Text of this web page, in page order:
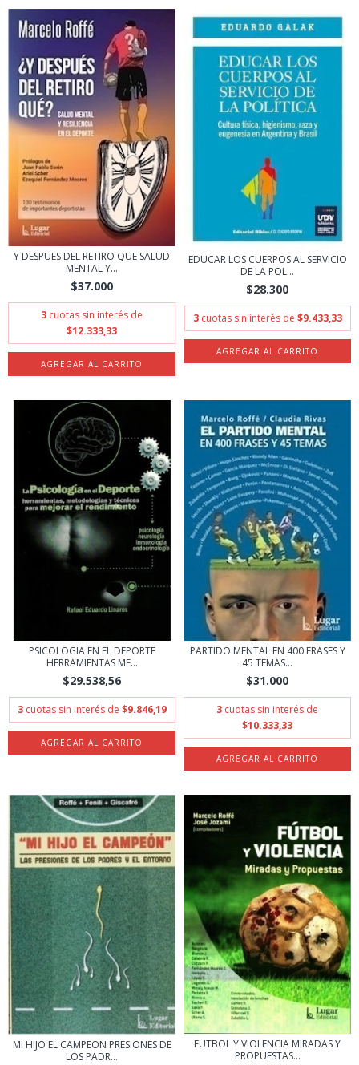
Y DESPUES DEL RETIRO QUE SALUD
MENTAL Y...
$37.000
3 cuotas sin interés de
$12.333,33
EDUCAR LOS CUERPOS AL SERVICIO
DE LA POL...
$28.300
3 cuotas sin interés de $9.433,33
PSICOLOGIA EN EL DEPORTE
HERRAMIENTAS ME...
$29.538,56
3 cuotas sin interés de $9.846,19
PARTIDO MENTAL EN 400 FRASES Y
45 TEMAS...
$31.000
3 cuotas sin interés de
$10.333,33
MI HIJO EL CAMPEON PRESIONES DE
LOS PADR...
FUTBOL Y VIOLENCIA MIRADAS Y
PROPUESTAS...